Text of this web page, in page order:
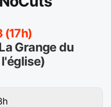
(17h)
Grange du